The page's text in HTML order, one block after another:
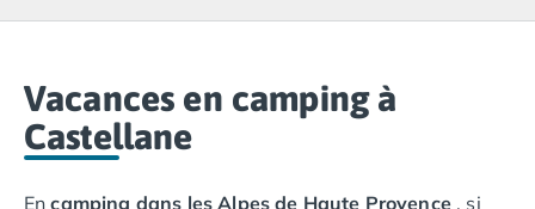
Camping Les Landes
Camping Biscarrosse
Camping Capbreton
Camping Messanges
Vacances en camping à
Castellane
Encamping dans les Alpes de Haute Provence, si